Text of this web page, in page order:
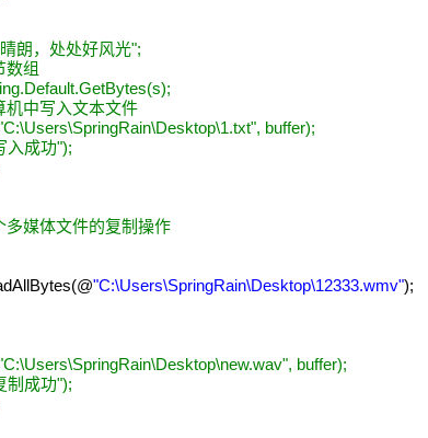
朗，处处好风光";
数组
机中写入文本文件
buffer);
入成功");
多媒体文件的复制操作
"C:\Users\SpringRain\Desktop\12333.wmv");
buffer);
制成功");